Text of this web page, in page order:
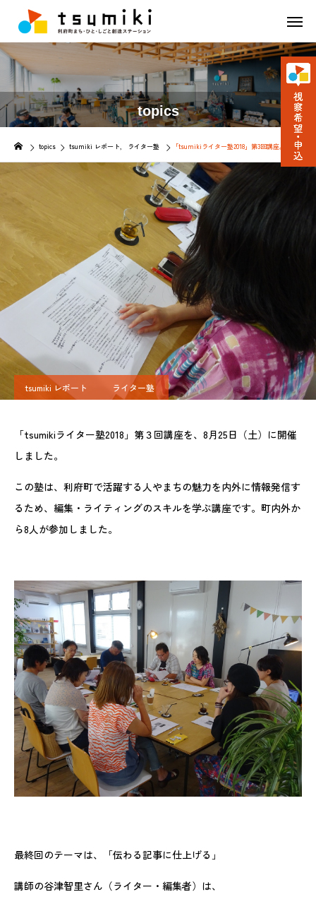
topics
topics tsumiki レポート ライター塾 「tsumikiライター塾2018」第3回講座。伝わる記
tsumiki レポート ライター塾
「tsumikiライター塾2018」第３回講座を、8月25日（土）に開催
しました。
この塾は、利府町で活躍する人やまちの魅力を内外に情報発信す
るため、編集・ライティングのスキルを学ぶ講座です。町内外か
ら8人が参加しました。
最終回のテーマは、「伝わる記事に仕上げる」
講師の谷津智里さん（ライター・編集者）は、